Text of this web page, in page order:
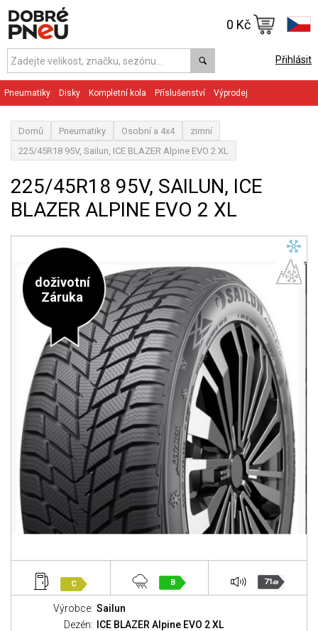
Přihlásit
0 Kč
Pneumatiky Disky Kompletní kola Příslušenství Výprodej
Domů Pneumatiky Osobní a 4x4
zimní
225/45R18 95V, Sailun, ICE BLAZER Alpine EVO 2 XL
225/45R18 95V, SAILUN, ICE
BLAZER ALPINE EVO 2 XL
doživotní
Záruka
C B 71dB
Výrobce: Sailun
Dezén:
ICE BLAZER Alpine EVO 2 XL